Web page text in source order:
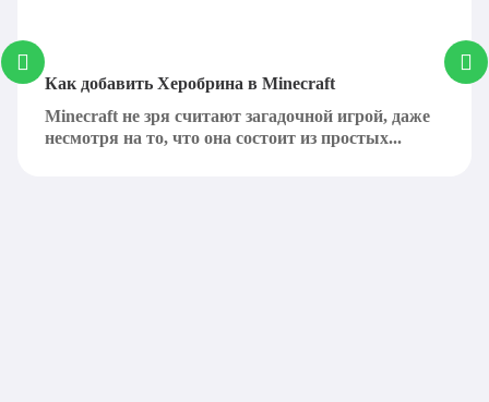
Как добавить Херобрина в Minecraft
Minecraft не зря считают загадочной игрой, даже
несмотря на то, что она состоит из простых...